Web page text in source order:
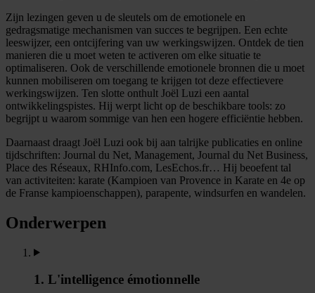
Zijn lezingen geven u de sleutels om de emotionele en
gedragsmatige mechanismen van succes te begrijpen. Een echte
leeswijzer, een ontcijfering van uw werkingswijzen. Ontdek de tien
manieren die u moet weten te activeren om elke situatie te
optimaliseren. Ook de verschillende emotionele bronnen die u moet
kunnen mobiliseren om toegang te krijgen tot deze effectievere
werkingswijzen. Ten slotte onthult Joël Luzi een aantal
ontwikkelingspistes. Hij werpt licht op de beschikbare tools: zo
begrijpt u waarom sommige van hen een hogere efficiëntie hebben.
Daarnaast draagt Joël Luzi ook bij aan talrijke publicaties en online
tijdschriften: Journal du Net, Management, Journal du Net Business,
Place des Réseaux, RHInfo.com, LesEchos.fr… Hij beoefent tal
van activiteiten: karate (Kampioen van Provence in Karate en 4e op
de Franse kampioenschappen), parapente, windsurfen en wandelen.
Onderwerpen
1. L'intelligence émotionnelle